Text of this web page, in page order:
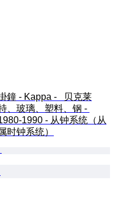
鐘 - Kappa -   贝克莱
、玻璃、塑料、钢 -
1990 - 从钟系统（从
时钟系统）